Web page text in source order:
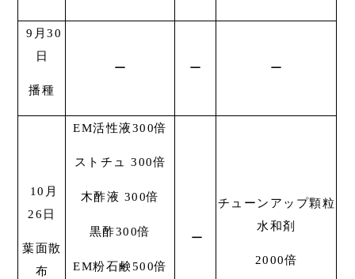
9月30
日
播種
ー ー ー
10月
26日
葉面散
布
EM活性液300倍
ストチュ 300倍
木酢液 300倍
黒酢300倍
EM粉石鹸500倍
ー
チューンアップ顆粒
水和剤
2000倍